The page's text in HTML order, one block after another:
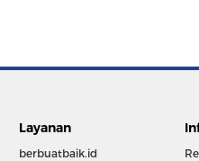
Layanan
berbuatbaik.id